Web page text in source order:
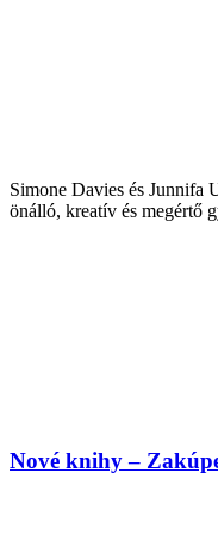
Simone Davies és Junnifa
önálló, kreatív és megértő
Nové knihy –